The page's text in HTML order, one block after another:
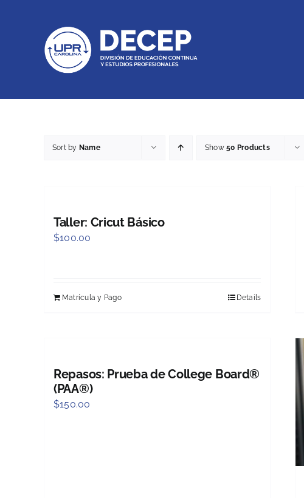
Sort by Name Show50 Products
Taller: Cricut Básico
$100.00
Matrícula y Pago Details
Repasos: Prueba de College Board®
(PAA®)
$150.00